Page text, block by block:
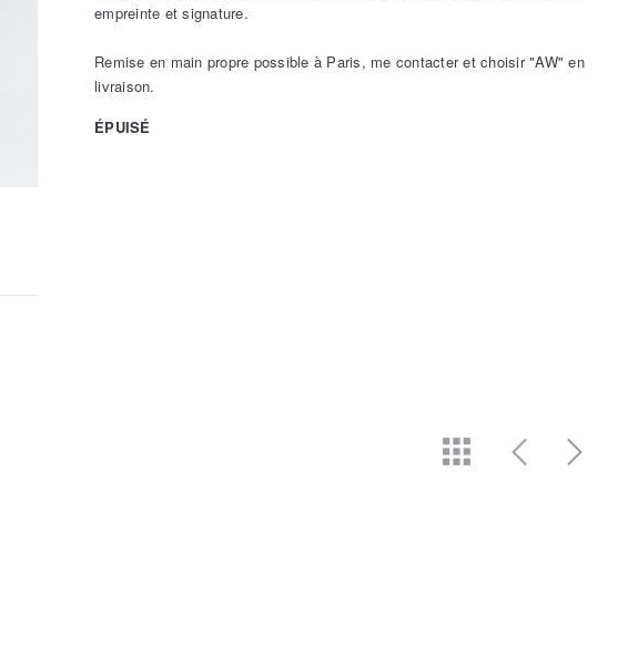
empreinte et signature.
Remise en main propre possible à Paris, me contacter et choisir "AW" en
livraison.
ÉPUISÉ